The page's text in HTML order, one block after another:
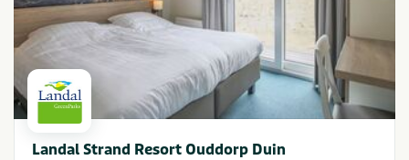
Landal Strand Resort Ouddorp Duin